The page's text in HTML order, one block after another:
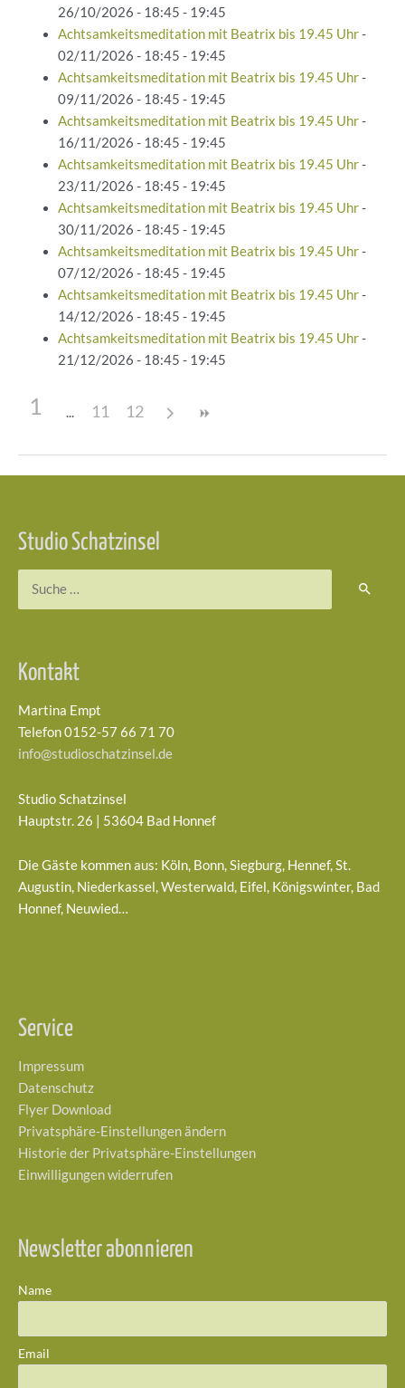
26/10/2026 - 18:45 - 19:45
Achtsamkeitsmeditation mit Beatrix bis 19.45 Uhr-
02/11/2026 - 18:45 - 19:45
Achtsamkeitsmeditation mit Beatrix bis 19.45 Uhr-
09/11/2026 - 18:45 - 19:45
Achtsamkeitsmeditation mit Beatrix bis 19.45 Uhr-
16/11/2026 - 18:45 - 19:45
Achtsamkeitsmeditation mit Beatrix bis 19.45 Uhr-
23/11/2026 - 18:45 - 19:45
Achtsamkeitsmeditation mit Beatrix bis 19.45 Uhr-
30/11/2026 - 18:45 - 19:45
Achtsamkeitsmeditation mit Beatrix bis 19.45 Uhr-
07/12/2026 - 18:45 - 19:45
Achtsamkeitsmeditation mit Beatrix bis 19.45 Uhr-
14/12/2026 - 18:45 - 19:45
Achtsamkeitsmeditation mit Beatrix bis 19.45 Uhr-
21/12/2026 - 18:45 - 19:45
1 11 12
Studio Schatzinsel
Kontakt
Martina Empt
Telefon 0152-57 66 71 70
info@studioschatzinsel.de
Studio Schatzinsel
Hauptstr. 26 | 53604 Bad Honnef
Die Gäste kommen aus: Köln, Bonn, Siegburg, Hennef, St.
Augustin, Niederkassel, Westerwald, Eifel, Königswinter, Bad
Honnef, Neuwied…
Service
Impressum
Datenschutz
Flyer Download
Privatsphäre-Einstellungen ändern
Historie der Privatsphäre-Einstellungen
Einwilligungen widerrufen
Newsletter abonnieren
Name
Email